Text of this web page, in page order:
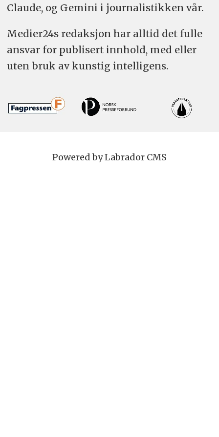
Claude, og Gemini i journalistikken vår.
Medier24s redaksjon har alltid det fulle
ansvar for publisert innhold, med eller
uten bruk av kunstig intelligens.
Powered by Labrador CMS